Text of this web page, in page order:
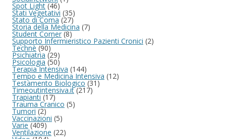
Spot Light(46)
Stati Vegetativi (35)
Stato di Coma(27)
Storia della Medicina (7)
Student Corner(8)
Supporto Infermieristico Pazienti Cronici (2)
Technè(90)
Psichiatria (29)
Psicologia (50)
Terapia Intensiva (144)
Tempo e Medicina Intensiva (12)
Testamento Biologico(31)
Timeoutintensiva.it(217)
Trapianti(17)
Trauma Cranico (5)
Tumori(2)
Vaccinazioni (5)
Varie(409)
Ventilazione (22)